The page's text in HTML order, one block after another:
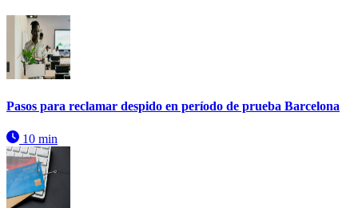
Pasos para reclamar despido en período de prueba Barcelona
10 min